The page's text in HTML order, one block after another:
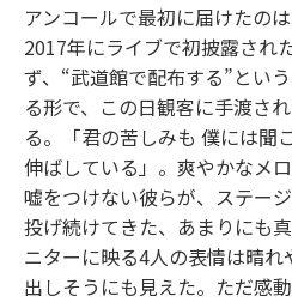
アンコールで最初に届けたの
2017年にライブで初披露され
ず、“武道館で配布する”とい
る形で、この日観客に手渡さ
る。「君の苦しみも 僕には聞
伸ばしている」。爽やかなメ
嘘をつけない彼らが、ステー
投げ続けてきた、あまりにも
ニターに映る4人の表情は晴
出しそうにも見えた。ただ感